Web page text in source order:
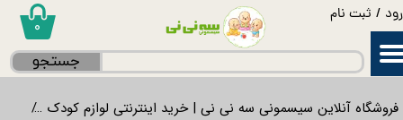
/ ثبت نام
حساب کاربری من
۰
جستجو
فروشگاه آنلاین سیسمونی سه نی نی | خرید اینترنتی لوازم کودک